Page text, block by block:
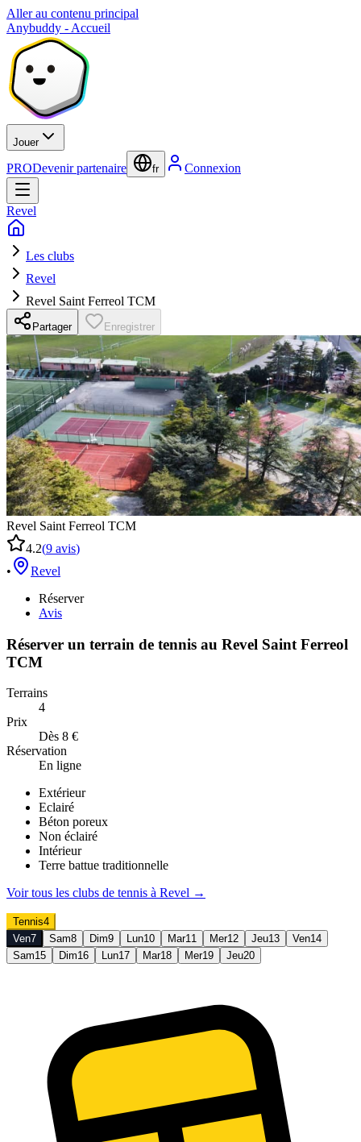
Aller au contenu principal
Anybuddy - Accueil
Jouer
PRODevenir partenaire fr Connexion
Revel
Les clubs
Revel
Revel Saint Ferreol TCM
Partager Enregistrer
Revel Saint Ferreol TCM
4.2(9 avis)
•
Revel
Réserver
Avis
Réserver un terrain de tennis au Revel Saint Ferreol
TCM
Terrains
4
Prix
Dès 8 €
Réservation
En ligne
Extérieur
Eclairé
Béton poreux
Non éclairé
Intérieur
Terre battue traditionnelle
Voir tous les clubs de tennis à Revel →
Tennis4
Ven7 Sam8 Dim9 Lun10 Mar11 Mer12 Jeu13 Ven14
Sam15 Dim16 Lun17 Mar18 Mer19 Jeu20